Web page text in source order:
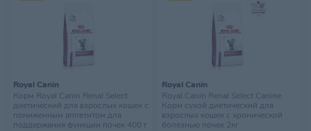
Royal Canin
Корм Royal Canin Renal Select
диетический для взрослых кошек с
пониженным аппетитом для
поддержания функции почек 400 г
Royal Canin
Royal Canin Renal Select Canine
Корм сухой диетический для
взрослых кошек с хронической
болезнью почек 2кг